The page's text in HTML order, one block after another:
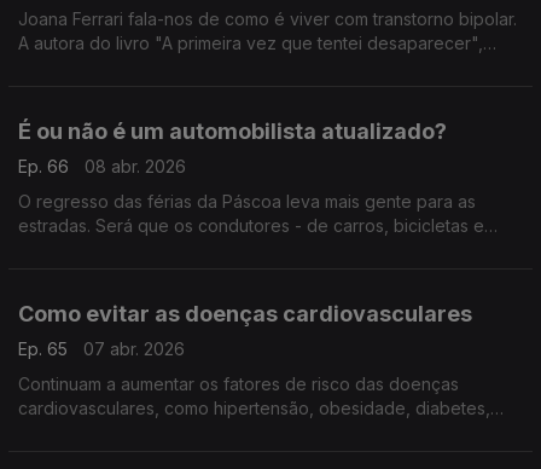
Joana Ferrari fala-nos de como é viver com transtorno bipolar.
A autora do livro "A primeira vez que tentei desaparecer",
É ou não é um automobilista atualizado?
Ep. 66
08 abr. 2026
O regresso das férias da Páscoa leva mais gente para as
estradas. Será que os condutores - de carros, bicicletas e
Como evitar as doenças cardiovasculares
Ep. 65
07 abr. 2026
Continuam a aumentar os fatores de risco das doenças
cardiovasculares, como hipertensão, obesidade, diabetes,